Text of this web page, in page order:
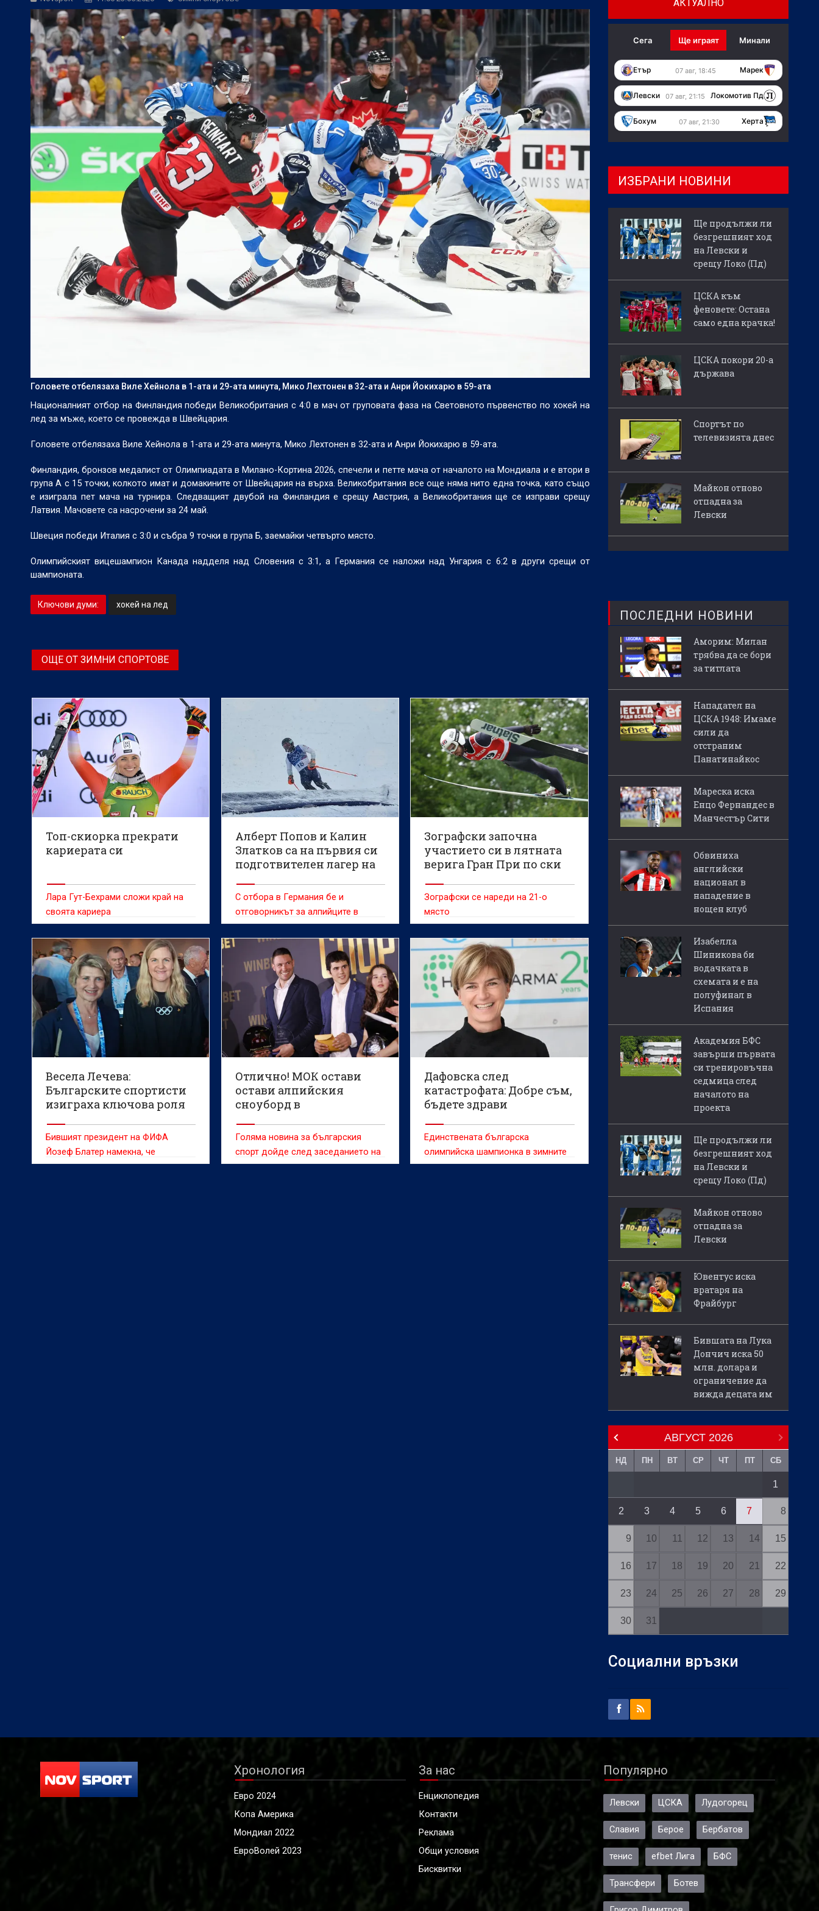
БГ Футбол:ЦСКА към феновете: Остана само една крачка!
БГ Футбол:ЦСКА покори 20-а държава
Головете отбелязаха Виле Хейнола в 1-ата и 29-ата минута, Мико Лехтонен в 32-ата и Анри Йокихарю в 59-ата
Националният отбор на Финландия победи Великобритания с 4:0 в мач от груповата фаза на Световното първенство по хокей на
лед за мъже, което се провежда в Швейцария.
Головете отбелязаха Виле Хейнола в 1-ата и 29-ата минута, Мико Лехтонен в 32-ата и Анри Йокихарю в 59-ата.
Финландия, бронзов медалист от Олимпиадата в Милано-Кортина 2026, спечели и петте мача от началото на Мондиала и е втори в
група А с 15 точки, колкото имат и домакините от Швейцария на върха. Великобритания все още няма нито една точка, като също
е изиграла пет мача на турнира. Следващият двубой на Финландия е срещу Австрия, а Великобритания ще се изправи срещу
Латвия. Мачовете са насрочени за 24 май.
Швеция победи Италия с 3:0 и събра 9 точки в група Б, заемайки четвърто място.
Олимпийският вицешампион Канада надделя над Словения с 3:1, а Германия се наложи над Унгария с 6:2 в други срещи от
шампионата.
Ключови думи: хокей на лед
ОЩЕ ОТ ЗИМНИ СПОРТОВЕ
Топ-скиорка прекрати
кариерата си
Лара Гут-Бехрами сложи край на
своята кариера
Алберт Попов и Калин
Златков са на първия си
подготвителен лагер на
С отбора в Германия бе и
отговорникът за алпийците в
БФСки Иван Каневчев
Зографски започна
участието си в лятната
верига Гран При по ски
Зографски се нареди на 21-о
място
Весела Лечева:
Българските спортисти
изиграха ключова роля
сноуборда
Бившият президент на ФИФА
Йозеф Блатер намекна, че
наследникът му Джани Инфантино
Отлично! МОК остави
остави алпийския
сноуборд в
Голяма новина за българския
спорт дойде след заседанието на
Изпълнителното бюро на
Дафовска след
катастрофата: Добре съм,
бъдете здрави
Единствената българска
олимпийска шампионка в зимните
спортове Екатерина Дафовска
АКТУАЛНО
Сега Ще играят Минали
Етър 07 авг, 18:45 Марек
Левски 07 авг, 21:15 Локомотив Пд
Бохум 07 авг, 21:30 Херта
ИЗБРАНИ НОВИНИ
Ще продължи ли
безгрешният ход
на Левски и
срещу Локо (Пд)
ЦСКА към
феновете: Остана
само една крачка!
ЦСКА покори 20-а
държава
Спортът по
телевизията днес
Майкон отново
отпадна за
Левски
ПОСЛЕДНИ НОВИНИ
Аморим: Милан
трябва да се бори
за титлата
Нападател на
ЦСКА 1948: Имаме
сили да
отстраним
Панатинайкос
Мареска иска
Енцо Фернандес в
Манчестър Сити
Обвиниха
английски
национал в
нападение в
нощен клуб
Изабелла
Шиникова би
водачката в
схемата и е на
полуфинал в
Испания
Академия БФС
завърши първата
си тренировъчна
седмица след
началото на
проекта
Ще продължи ли
безгрешният ход
на Левски и
срещу Локо (Пд)
Майкон отново
отпадна за
Левски
Ювентус иска
вратаря на
Фрайбург
Бившата на Лука
Дончич иска 50
млн. долара и
ограничение да
вижда децата им
АВГУСТ 2026
НД ПН ВТ СР ЧТ ПТ СБ
1
2 3 4 5 6 7 8
9 10 11 12 13 14 15
16 17 18 19 20 21 22
23 24 25 26 27 28 29
30 31
Социални връзки
Хронология
Евро 2024
Копа Америка
Мондиал 2022
ЕвроВолей 2023
За нас
Енциклопедия
Контакти
Реклама
Общи условия
Бисквитки
Популярно
Левски ЦСКА Лудогорец
Славия Берое Бербатов
тенис efbet Лига БФС
Трансфери Ботев